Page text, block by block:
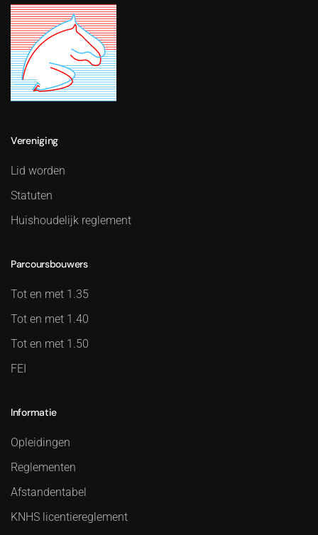
Vereniging
Lid worden
Statuten
Huishoudelijk reglement
Parcoursbouwers
Tot en met 1.35
Tot en met 1.40
Tot en met 1.50
FEI
Informatie
Opleidingen
Reglementen
Afstandentabel
KNHS licentiereglement